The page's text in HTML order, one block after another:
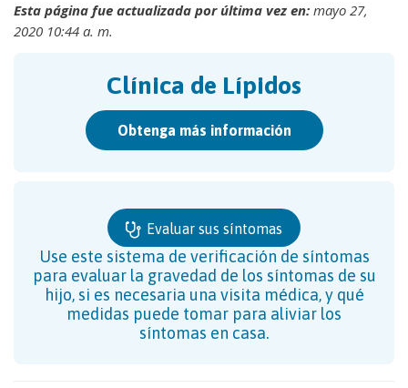
Esta página fue actualizada por última vez en: mayo 27,
2020 10:44 a. m.
Clínica de Lípidos
Obtenga más información
Evaluar sus síntomas
Use este sistema de verificación de síntomas
para evaluar la gravedad de los síntomas de su
hijo, si es necesaria una visita médica, y qué
medidas puede tomar para aliviar los
síntomas en casa.